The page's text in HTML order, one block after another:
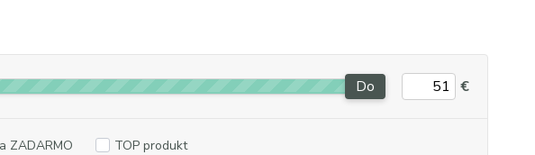
Do €
ZADARMO TOP produkt